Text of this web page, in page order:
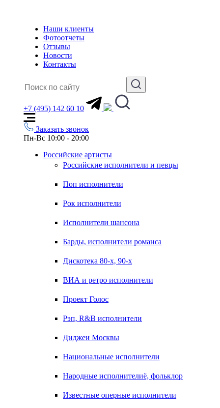
Наши клиенты
Фотоотчеты
Отзывы
Новости
Контакты
+7 (495) 142 60 10
Заказать звонок
Пн-Вс 10:00 - 20:00
Российские артисты
Российские исполнители и певцы
Поп исполнители
Рок исполнители
Исполнители шансона
Барды, исполнители романса
Дискотека 80-х, 90-х
ВИА и ретро исполнители
Проект Голос
Рэп, R&B исполнители
Диджеи Москвы
Национальные исполнители
Народные исполнителиё, фольклор
Известные оперные исполнители